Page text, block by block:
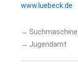
www.luebeck.de
→ Suchmaschine
→ Jugendamt